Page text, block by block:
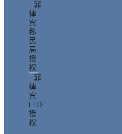
菲
律
宾
移
民
局
授
权
菲
律
宾
LTO
授
权